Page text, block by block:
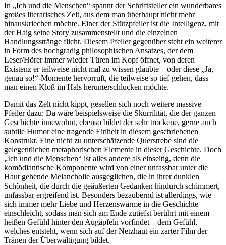
In „Ich und die Menschen“ spannt der Schriftsteller ein wunderbares
großes literarisches Zelt, aus dem man überhaupt nicht mehr
hinauskriechen möchte. Einer der Stützpfeiler ist die Intelligenz, mit
der Haig seine Story zusammenstellt und die einzelnen
Handlungsstränge flicht. Diesem Pfeiler gegenüber steht ein weiterer
in Form des hochgradig philosophischen Ansatzes, der dem
Leser/Hörer immer wieder Türen im Kopf öffnet, von deren
Existenz er teilweise nicht mal zu wissen glaubte – oder diese „Ja,
genau so!“-Momente hervorruft, die teilweise so tief gehen, dass
man einen Kloß im Hals herunterschlucken möchte.
Damit das Zelt nicht kippt, gesellen sich noch weitere massive
Pfeiler dazu: Da wäre beispielsweise die Skurrilität, die der ganzen
Geschichte innewohnt, ebenso bildet der sehr trockene, gerne auch
subtile Humor eine tragende Einheit in diesem geschriebenen
Konstrukt. Eine nicht zu unterschätzende Querstrebe sind die
gelegentlichen metaphorischen Elemente in dieser Geschichte. Doch
„Ich und die Menschen“ ist alles andere als einseitig, denn die
komödiantische Komponente wird von einer unfassbar unter die
Haut gehende Melancholie ausgeglichen, die in ihrer dunklen
Schönheit, die durch die geäußerten Gedanken hindurch schimmert,
unfassbar ergreifend ist. Besonders bezaubernd ist allerdings, wie
sich immer mehr Liebe und Herzenswärme in die Geschichte
einschleicht, sodass man sich am Ende zutiefst berührt mit einem
heißen Gefühl hinter den Augäpfeln vorfindet – dem Gefühl,
welches entsteht, wenn sich auf der Netzhaut ein zarter Film der
Tränen der Überwältigung bildet.